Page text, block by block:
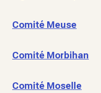
Comité Meuse
Comité Morbihan
Comité Moselle